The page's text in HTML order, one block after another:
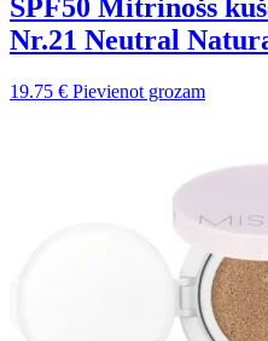
SPF50 Mitrinošs
Nr.21 Neutral
19.75 € Pievienot grozam